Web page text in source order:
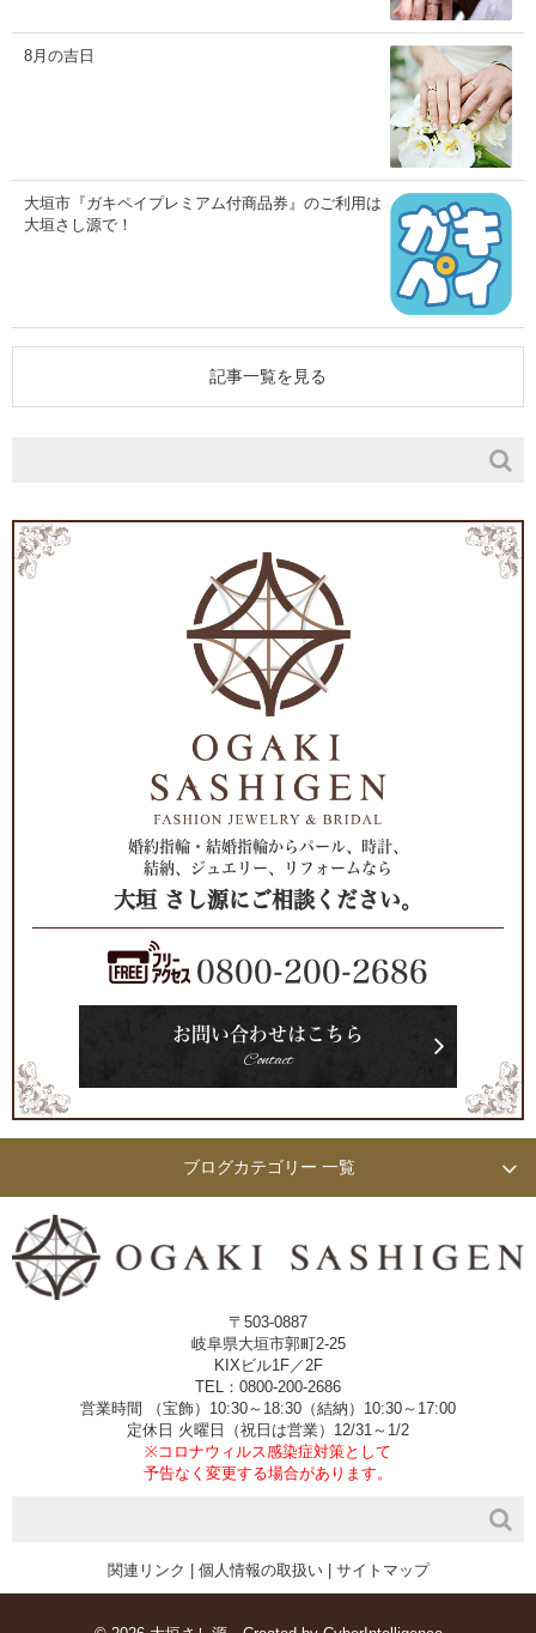
8月の吉日
大垣市『ガキペイプレミアム付商品券』のご利用は
大垣さし源で！
記事一覧を見る
婚約指輪・結婚指輪からパール、時計、
結納、ジュエリー、リフォームなら
大垣 さし源にご相談ください。
0800-200-2686
お問い合わせはこちら
Contact
ブログカテゴリー 一覧
〒503-0887
岐阜県大垣市郭町2-25
KIXビル1F／2F
TEL：0800-200-2686
営業時間 （宝飾）10:30～18:30（結納）10:30～17:00
定休日 火曜日（祝日は営業）12/31～1/2
※コロナウィルス感染症対策として
予告なく変更する場合があります。
関連リンク 個人情報の取扱い| サイトマップ